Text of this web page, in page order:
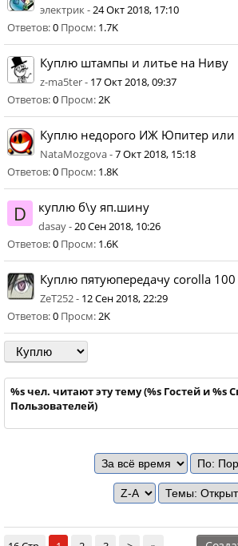
электрик -24 Окт 2018, 17:10
Ответов:0 Просм: 1.7K
Куплю штампы и литье на Ниву
z-ma5ter - 17 Окт 2018, 09:37
Ответов:0 Просм:2K
Куплю недорого ИЖ Юпитер
NataMozgova -7 Окт 2018, 15:18
Ответов:0 Просм: 1.8K
D куплю б\у яп.шину
dasay -20 Сен 2018, 10:26
Ответов:0 Просм: 1.6K
Куплю пятуюпередачу corolla 100
ZeT252 - 12 Сен 2018, 22:29
Ответов:0 Просм:2K
%s чел. читают эту тему (%s Гостей и %s
Пользователей)